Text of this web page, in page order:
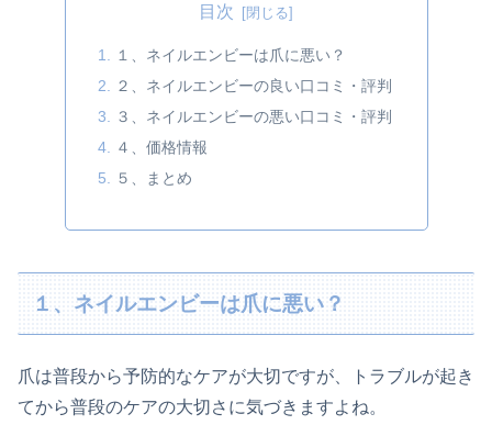
目次
１、ネイルエンビーは爪に悪い？
２、ネイルエンビーの良い口コミ・評判
３、ネイルエンビーの悪い口コミ・評判
４、価格情報
５、まとめ
１、ネイルエンビーは爪に悪い？
爪は普段から予防的なケアが大切ですが、トラブルが起き
てから普段のケアの大切さに気づきますよね。